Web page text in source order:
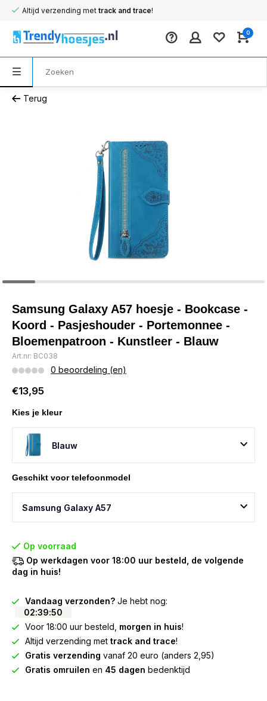
Altijd verzending met track and trace!
0
Terug
Samsung Galaxy A57 hoesje - Bookcase -
Koord - Pasjeshouder - Portemonnee -
Bloemenpatroon - Kunstleer - Blauw
Art.nr: BC038
0 beoordeling (en)
€13,95
Kies je kleur
Blauw
Geschikt voor telefoonmodel
Samsung Galaxy A57
Op voorraad
Op werkdagen voor 18:00 uur besteld, de volgende
dag in huis!
Vandaag verzonden? Je hebt nog:
02:39:50
Voor 18:00 uur besteld, morgen in huis!
Altijd verzending met track and trace!
Gratis verzending vanaf 20 euro (anders 2,95)
Gratis omruilen en 45 dagen bedenktijd